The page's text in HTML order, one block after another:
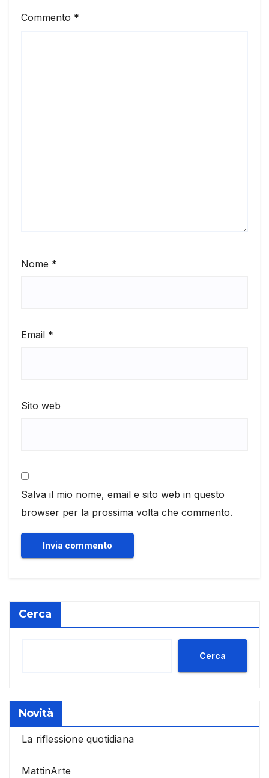
Commento *
Nome *
Email *
Sito web
Salva il mio nome, email e sito web in questo
browser per la prossima volta che commento.
Cerca
Cerca
Novità
La riflessione quotidiana
MattinArte